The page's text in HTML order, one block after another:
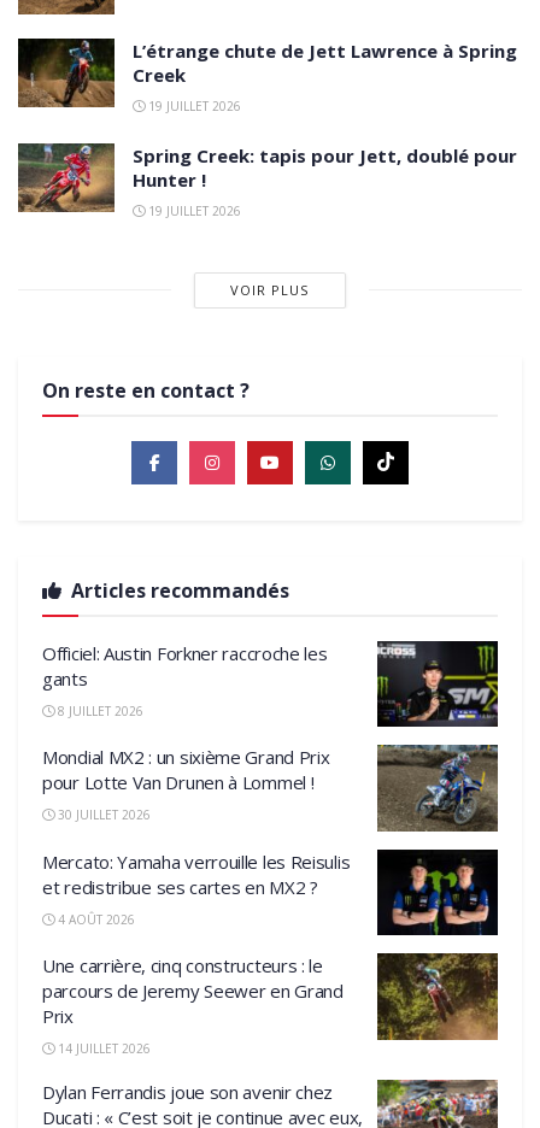
L’étrange chute de Jett Lawrence à Spring
Creek
19 JUILLET 2026
Spring Creek: tapis pour Jett, doublé pour
Hunter !
19 JUILLET 2026
VOIR PLUS
On reste en contact ?
Articles recommandés
Officiel: Austin Forkner raccroche les
gants
8 JUILLET 2026
Mondial MX2 : un sixième Grand Prix
pour Lotte Van Drunen à Lommel !
30 JUILLET 2026
Mercato: Yamaha verrouille les Reisulis
et redistribue ses cartes en MX2 ?
4 AOÛT 2026
Une carrière, cinq constructeurs : le
parcours de Jeremy Seewer en Grand
Prix
14 JUILLET 2026
Dylan Ferrandis joue son avenir chez
Ducati : « C’est soit je continue avec eux,